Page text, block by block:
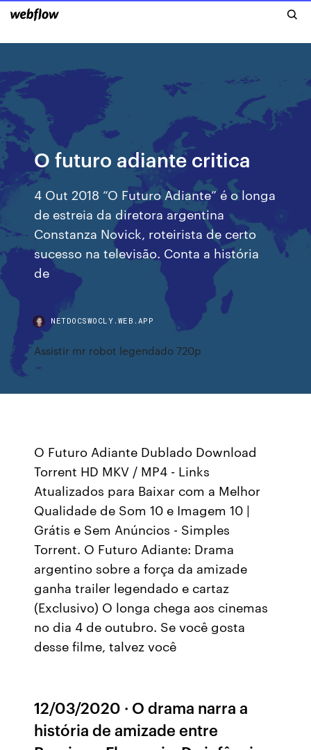
O futuro adiante critica
4 Out 2018 “O Futuro Adiante” é o longa
de estreia da diretora argentina
Constanza Novick, roteirista de certo
sucesso na televisão. Conta a história
de
NETDOCSWOCLY.WEB.APP
Assistir mr robot legendado 720p
O Futuro Adiante Dublado Download
Torrent HD MKV / MP4 - Links
Atualizados para Baixar com a Melhor
Qualidade de Som 10 e Imagem 10 |
Grátis e Sem Anúncios - Simples
Torrent. O Futuro Adiante: Drama
argentino sobre a força da amizade
ganha trailer legendado e cartaz
(Exclusivo) O longa chega aos cinemas
no dia 4 de outubro. Se você gosta
desse filme, talvez você
12/03/2020 · O drama narra a
história de amizade entre